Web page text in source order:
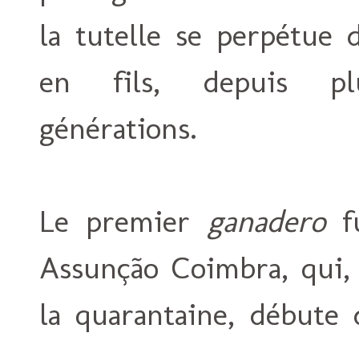
la tutelle se perpétue
en fils, depuis
générations.
Le premier ganadero
Assunção Coimbra,
la quarantaine, débute